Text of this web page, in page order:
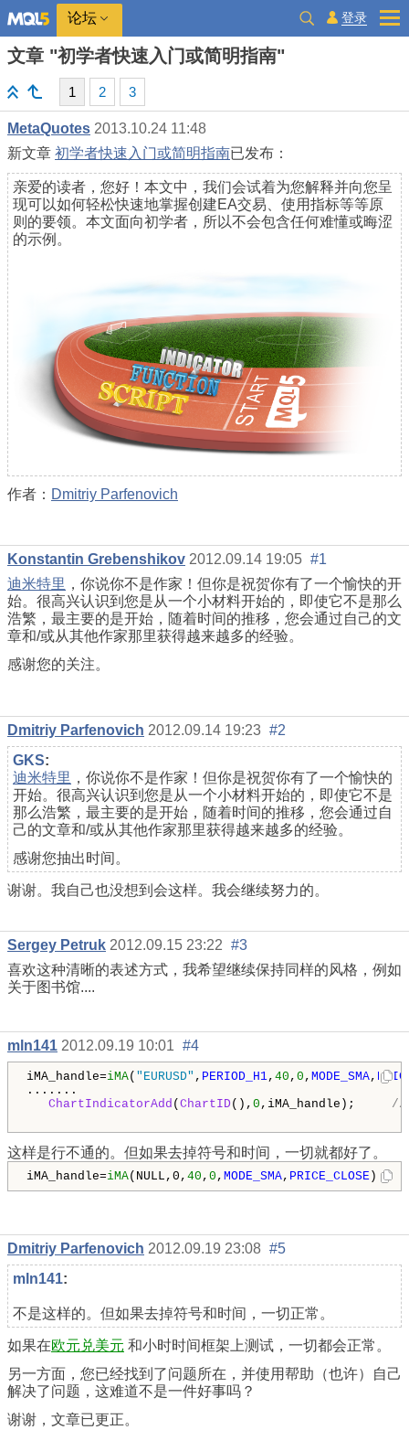
论坛 登录
文章 "初学者快速入门或简明指南"
1 2 3
MetaQuotes 2013.10.24 11:48
新文章 初学者快速入门或简明指南已发布：
亲爱的读者，您好！本文中，我们会试着为您解释并向您呈
现可以如何轻松快速地掌握创建EA交易、使用指标等等原
则的要领。本文面向初学者，所以不会包含任何难懂或晦涩
的示例。
作者： Dmitriy Parfenovich
Konstantin Grebenshikov 2012.09.14 19:05 #1
迪米特里 ，你说你不是作家！但你是祝贺你有了一个愉快的开
始。很高兴认识到您是从一个小材料开始的，即使它不是那么
浩繁，最主要的是开始，随着时间的推移，您会通过自己的文
章和/或从其他作家那里获得越来越多的经验。
感谢您的关注。
Dmitriy Parfenovich 2012.09.14 19:23 #2
GKS:
迪米特里 ，你说你不是作家！但你是祝贺你有了一个愉快的
开始。很高兴认识到您是从一个小材料开始的，即使它不是
那么浩繁，最主要的是开始，随着时间的推移，您会通过自
己的文章和/或从其他作家那里获得越来越多的经验。
感谢您抽出时间。
谢谢。我自己也没想到会这样。我会继续努力的。
Sergey Petruk 2012.09.15 23:22 #3
喜欢这种清晰的表述方式，我希望继续保持同样的风格，例如
关于图书馆....
mln141 2012.09.19 10:01 #4
iMA_handle=iMA( "EURUSD" , PERIOD_H1, 40 , 0 , MODE_SMA,
.......
ChartIndicatorAdd ( ChartID(), 0 ,iMA_handle); //
这样是行不通的。但如果去掉符号和时间，一切就都好了。
iMA_handle=iMA(NULL,0, 40 , 0 , MODE_SMA, PRICE_CLOSE );
Dmitriy Parfenovich 2012.09.19 23:08 #5
mln141:
不是这样的。但如果去掉符号和时间，一切正常。
如果在欧元兑美元 和小时时间框架上测试，一切都会正常。
另一方面，您已经找到了问题所在，并使用帮助（也许）自己
解决了问题，这难道不是一件好事吗？
谢谢，文章已更正。